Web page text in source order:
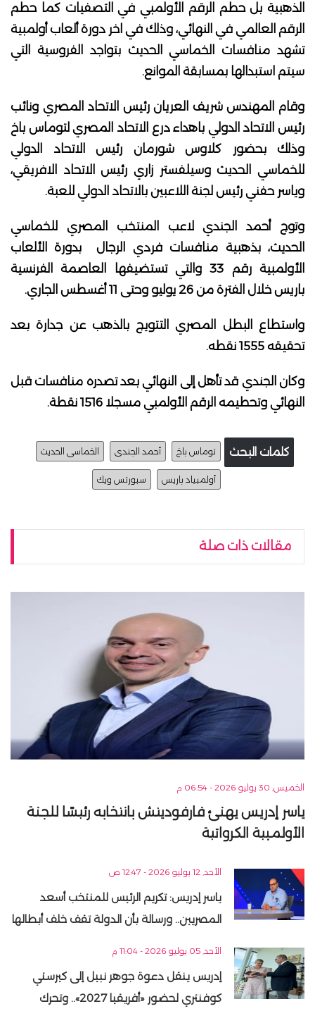
الذهبية بل حطم الرقم الأولمبي في التصفيات كما حطم
الرقم العالمي في النهائي، وذلك في اخر دورة ألعاب أولمبية
تشهد منافسات الخماسي الحديث بتواجد الفروسية التي
سيتم استبدالها بمسابقة الموانع.
وقام المهندس شريف العريان رئيس الاتحاد المصري ونائب
رئيس الاتحاد الدولي باهداء درع الاتحاد المصري لتوماس باخ
وذلك بحضور كلاوس شورمان رئيس الاتحاد الدولي
للخماسي الحديث وسيلفستر زاري رئيس الاتحاد الافريقي،
وياسر حفني رئيس لجنة اللاعبين بالاتحاد الدولي للعبة.
وتوج أحمد الجندي لاعب المنتخب المصري للخماسي
الحديث، بذهبية منافسات فردي الرجال بدورة الألعاب
الأولمبية رقم 33 والتي تستضيفها العاصمة الفرنسية
باريس خلال الفترة من 26 يوليو وحتى 11 أغسطس الجاري.
واستطاع البطل المصري التتويج بالذهب عن جدارة بعد
تحقيقه 1555 نقطه.
وكان الجندي قد تأهل إلى النهائي بعد تصدره منافسات قبل
النهائي وتحطيمه الرقم الأولمبي مسجلا 1516 نقطة.
كلمات البحث توماس باخ أحمد الجندى الخماسى الحديث
أولمبياد باريس سبورتس ويك
مقالات ذات صلة
الخميس, 30 يوليو 2026 - 06:54 م
ياسر إدريس يهنئ فارفوديتش بانتخابه رئيسًا للجنة
الأولمبية الكرواتية
الأحد, 12 يوليو 2026 - 12:47 ص
ياسر إدريس: تكريم الرئيس للمنتخب أسعد
المصريين.. ورسالة بأن الدولة تقف خلف أبطالها
الأحد, 05 يوليو 2026 - 11:04 م
إدريس ينقل دعوة جوهر نبيل إلى كيرستي
كوفنتري لحضور «أفريقيا 2027».. وتحرك